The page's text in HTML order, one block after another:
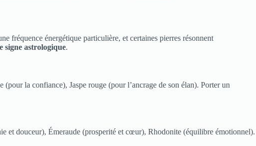
fréquence énergétique particulière, et certaines pierres résonnent
signe astrologique.
la confiance), Jaspe rouge (pour l’ancrage de son élan). Porter un
et douceur), Émeraude (prosperité et cœur), Rhodonite (équilibre émotionnel).